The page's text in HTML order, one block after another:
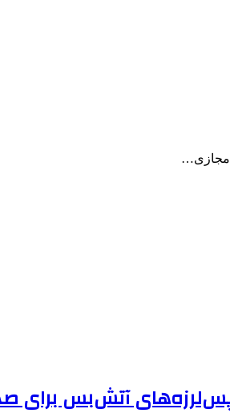
مجازی…
پس‌لرزه‌های آتش‌بس